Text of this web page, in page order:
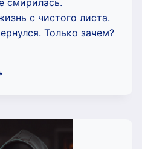
смирилась.
с чистого листа.
Только зачем?